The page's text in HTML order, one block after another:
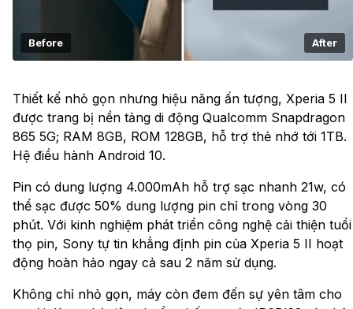
Before After
Thiết kế nhỏ gọn nhưng hiệu năng ấn tượng, Xperia 5 II
được trang bị nền tảng di động Qualcomm Snapdragon
865 5G; RAM 8GB, ROM 128GB, hỗ trợ thẻ nhớ tới 1TB.
Hệ điều hành Android 10.
Pin có dung lượng 4.000mAh hỗ trợ sạc nhanh 21w, có
thể sạc được 50% dung lượng pin chỉ trong vòng 30
phút. Với kinh nghiệm phát triển công nghệ cải thiện tuổi
thọ pin, Sony tự tin khẳng định pin của Xperia 5 II hoạt
động hoàn hảo ngay cả sau 2 năm sử dụng.
Không chỉ nhỏ gọn, máy còn đem đến sự yên tâm cho